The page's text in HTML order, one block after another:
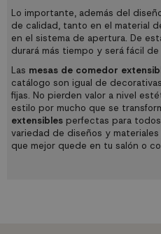
Lo importante, además del
de calidad, tanto en el material
en el sistema de apertura. De
durará más tiempo y será fácil
Las mesas de comedor
catálogo son igual de
fijas. No pierden valor a nivel
estilo por mucho que se
extensibles perfectas para
variedad de diseños y
que mejor quede en tu salón o